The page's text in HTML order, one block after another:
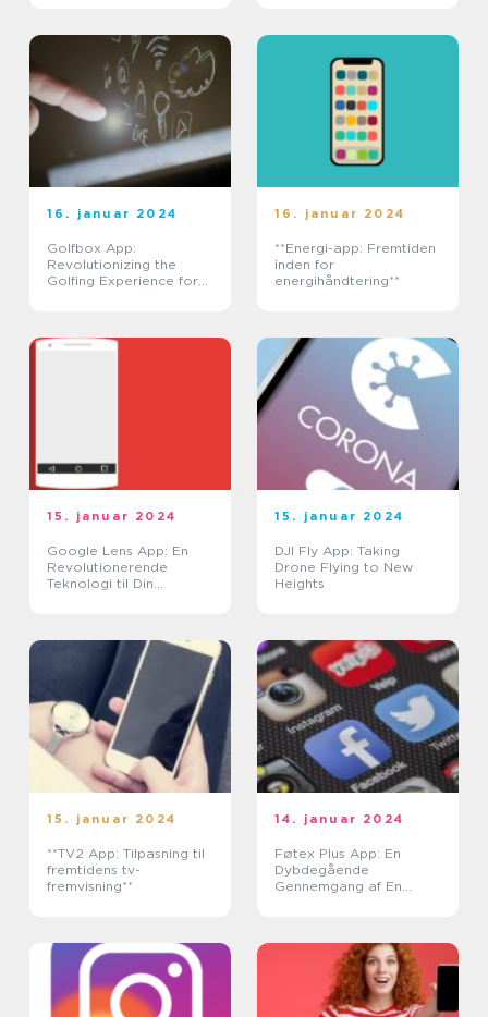
16. januar 2024
Golfbox App:
Revolutionizing the
Golfing Experience for
16. januar 2024
**Energi-app: Fremtiden
inden for
energihåndtering**
15. januar 2024
Google Lens App: En
Revolutionerende
Teknologi til Din
15. januar 2024
DJI Fly App: Taking
Drone Flying to New
Heights
15. januar 2024
**TV2 App: Tilpasning til
fremtidens tv-
fremvisning**
14. januar 2024
Føtex Plus App: En
Dybdegående
Gennemgang af En